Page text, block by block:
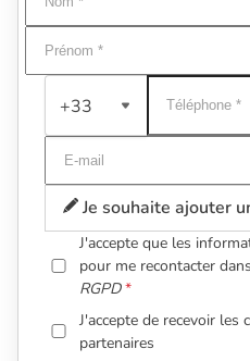
+33
Je souhaite ajouter
J'accepte que les
pour me recontacter
RGPD
J'accepte de recevoir les
partenaires